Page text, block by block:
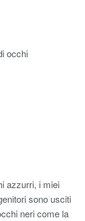
occhi
azzurri, i miei
sono usciti
neri come la